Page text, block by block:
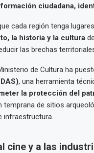
formación ciudadana,
cada región tenga
la historia y la cultura
las brechas
de Cultura ha
, una herramienta
la protección del
temprana de sitios
infraestructura.
cine y a las